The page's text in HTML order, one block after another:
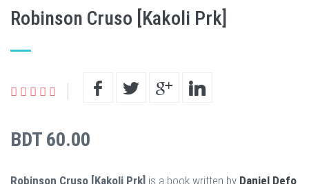
Robinson Cruso [Kakoli Prk]
BDT 60.00
Robinson Cruso [Kakoli Prk] is a book written by Daniel Defo